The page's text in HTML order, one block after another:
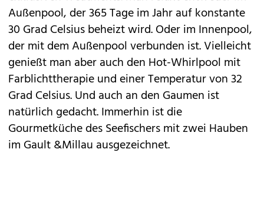
Außenpool, der 365 Tage im Jahr auf konstante
30 Grad Celsius beheizt wird. Oder im Innenpool,
der mit dem Außenpool verbunden ist. Vielleicht
genießt man aber auch den Hot-Whirlpool mit
Farblichttherapie und einer Temperatur von 32
Grad Celsius. Und auch an den Gaumen ist
natürlich gedacht. Immerhin ist die
Gourmetküche des Seefischers mit zwei Hauben
im Gault &Millau ausgezeichnet.